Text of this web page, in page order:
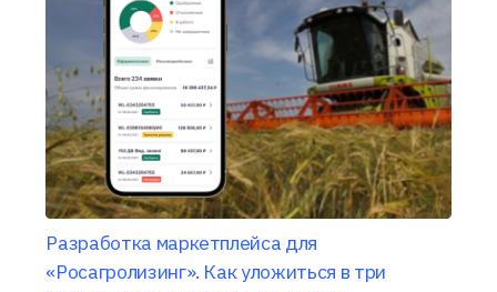
Разработка маркетплейса для
«Росагролизинг». Как уложиться в три